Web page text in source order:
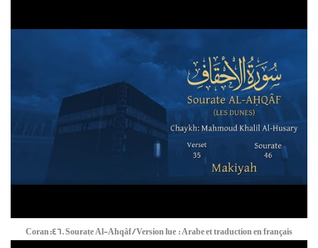
Coran:46. Sourate Al-Ahqâf / Version lue : Arabe et traduction en français